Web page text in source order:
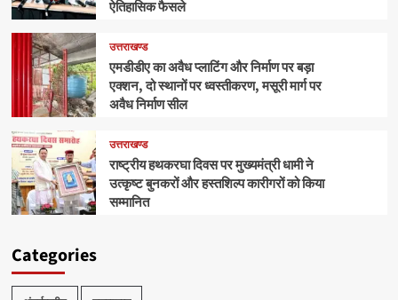
ऐतिहासिक फैसले
उत्तराखण्ड
एमडीडीए का अवैध प्लाटिंग और निर्माण पर बड़ा
एक्शन, दो स्थानों पर ध्वस्तीकरण, मसूरी मार्ग पर
अवैध निर्माण सील
उत्तराखण्ड
राष्ट्रीय हथकरघा दिवस पर मुख्यमंत्री धामी ने
उत्कृष्ट बुनकरों और हस्तशिल्प कारीगरों को किया
सम्मानित
Categories